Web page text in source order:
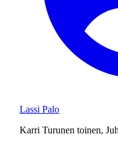
Lassi Palo
Karri Turunen toinen,